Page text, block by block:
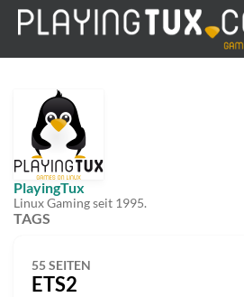
PlayingTux
Linux Gaming seit 1995.
TAGS
55 SEITEN
ETS2